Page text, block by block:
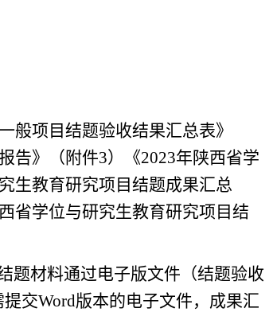
般项目结题验收结果汇总表》
告》（附件3）《2023年陕西省学
生教育研究项目结题成果汇总
省学位与研究生教育研究项目结
题材料通过电子版文件（结题验收
交Word版本的电子文件，成果汇